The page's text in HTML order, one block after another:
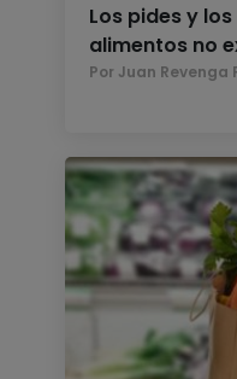
Los pides y
alimentos no
Por Juan Revenga